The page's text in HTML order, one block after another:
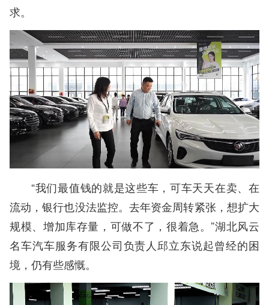
求。
“我们最值钱的就是这些车，可车天天在卖、在
流动，银行也没法监控。去年资金周转紧张，想扩大
规模、增加库存量，可做不了，很着急。”湖北风云
名车汽车服务有限公司负责人邱立东说起曾经的困
境，仍有些感慨。